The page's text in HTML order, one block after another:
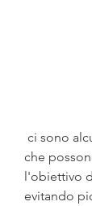
che
l'obiettivo
evitando